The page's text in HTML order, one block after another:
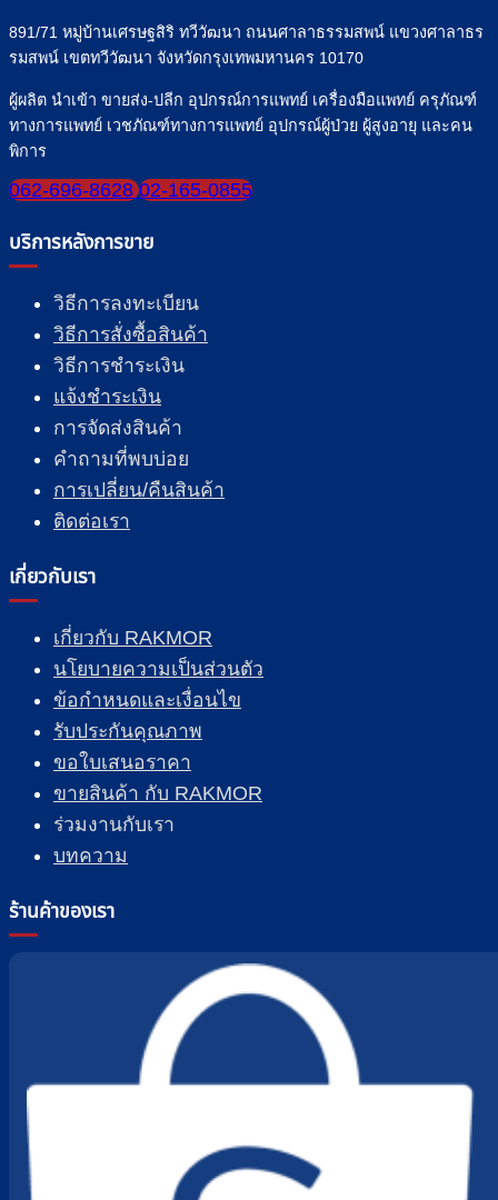
891/71 หมู่บ้านเศรษฐสิริ ทวีวัฒนา ถนนศาลาธรรมสพน์ แขวงศาลาธร
รมสพน์ เขตทวีวัฒนา จังหวัดกรุงเทพมหานคร 10170
ผู้ผลิต นำเข้า ขายส่ง-ปลีก อุปกรณ์การแพทย์ เครื่องมือแพทย์ ครุภัณฑ์
ทางการแพทย์ เวชภัณฑ์ทางการแพทย์ อุปกรณ์ผู้ป่วย ผู้สูงอายุ และคน
พิการ
062-696-8628 02-165-0855
บริการหลังการขาย
วิธีการลงทะเบียน
วิธีการสั่งซื้อสินค้า
วิธีการชำระเงิน
แจ้งชำระเงิน
การจัดส่งสินค้า
คำถามที่พบบ่อย
การเปลี่ยน/คืนสินค้า
ติดต่อเรา
เกี่ยวกับเรา
เกี่ยวกับ RAKMOR
นโยบายความเป็นส่วนตัว
ข้อกำหนดและเงื่อนไข
รับประกันคุณภาพ
ขอใบเสนอราคา
ขายสินค้า กับ RAKMOR
ร่วมงานกับเรา
บทความ
ร้านค้าของเรา